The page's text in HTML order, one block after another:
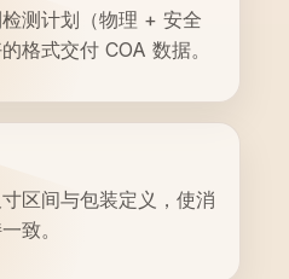
测计划（物理 + 安全
格式交付 COA 数据。
区间与包装定义，使消
致。